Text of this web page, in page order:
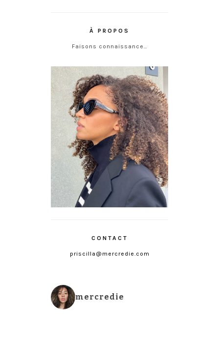
À PROPOS
Faisons connaissance…
CONTACT
priscilla@mercredie.com
mercredie